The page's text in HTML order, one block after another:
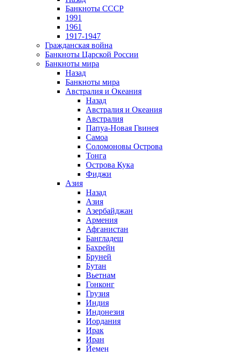
Банкноты СССР
1991
1961
1917-1947
Гражданская война
Банкноты Царской России
Банкноты мира
Назад
Банкноты мира
Австралия и Океания
Назад
Австралия и Океания
Австралия
Папуа-Новая Гвинея
Самоа
Соломоновы Острова
Тонга
Острова Кука
Фиджи
Азия
Назад
Азия
Азербайджан
Армения
Афганистан
Бангладеш
Бахрейн
Бруней
Бутан
Вьетнам
Гонконг
Грузия
Индия
Индонезия
Иордания
Ирак
Иран
Йемен